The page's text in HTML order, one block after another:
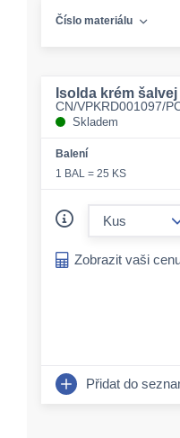
Číslo materiálu
Isolda krém
CN/VPKRD001097/
Skladem
Balení
1 BAL = 25 KS
Zobrazit vaši
Přidat do